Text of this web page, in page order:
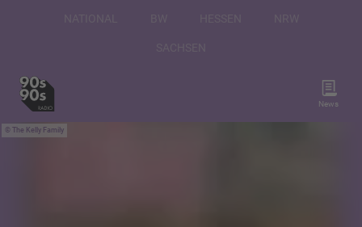
News
The Kelly Family